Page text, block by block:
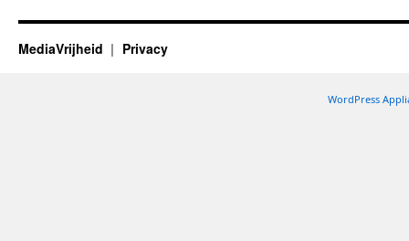
MediaVrijheid Privacy
WordPress